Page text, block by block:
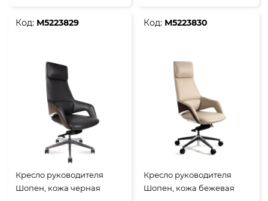
Код: М5223829
Кресло руководителя
Шопен, кожа черная
Код: М5223830
Кресло руководителя
Шопен, кожа бежевая